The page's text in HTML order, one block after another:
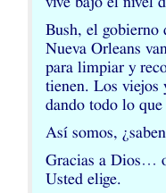
Bush, el gobierno
Nueva Orleans
para limpiar y
tienen. Los viejos
dando todo lo que
Así somos,
Gracias a Dios…
Usted elige.